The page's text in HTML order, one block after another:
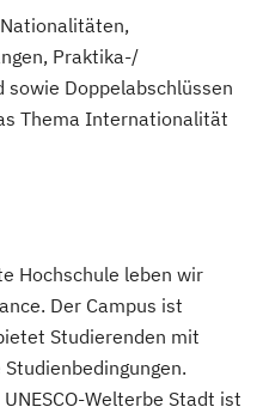
Praktika-/
Doppelabschlüssen
Thema Internationalität
Hochschule leben wir
Der Campus ist
Studierenden mit
Welterbe Stadt ist